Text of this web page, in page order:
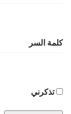
كلمة السر
تذكرني